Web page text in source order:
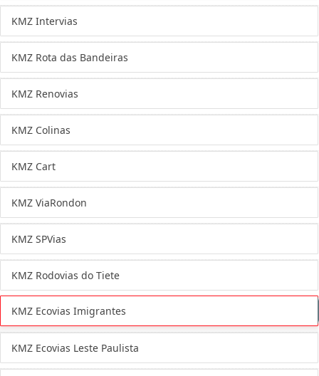
KMZ Intervias
KMZ Rota das Bandeiras
KMZ Renovias
KMZ Colinas
KMZ Cart
KMZ ViaRondon
KMZ SPVias
KMZ Rodovias do Tiete
KMZ Ecovias Imigrantes
KMZ Ecovias Leste Paulista